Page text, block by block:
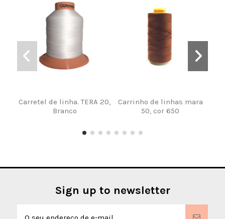
Carretel de linha. TERA 20,
Branco
Carrinho de linhas mara
50, cor 650
Sign up to newsletter